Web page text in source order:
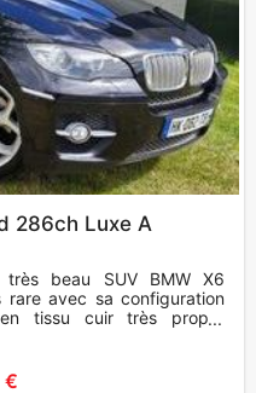
286ch Luxe A
beau SUV BMW X6
avec sa configuration
tissu cuir très propre
€